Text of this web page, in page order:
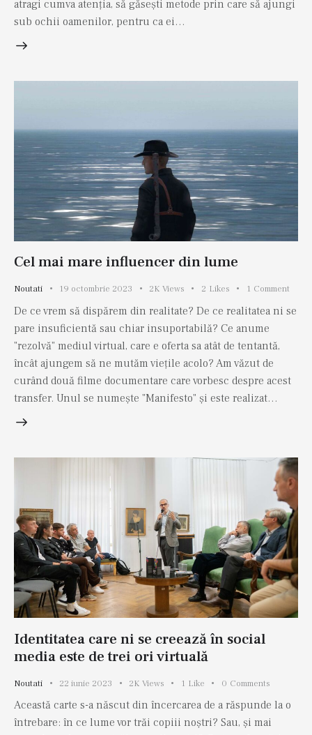
atragi cumva atenția, să găsești metode prin care să ajungi
sub ochii oamenilor, pentru ca ei…
Cel mai mare influencer din lume
Noutati 19 octombrie 2023 2K Views 2 Likes 1 Comment
De ce vrem să dispărem din realitate? De ce realitatea ni se
pare insuficientă sau chiar insuportabilă? Ce anume
"rezolvă" mediul virtual, care e oferta sa atât de tentantă,
încât ajungem să ne mutăm viețile acolo? Am văzut de
curând două filme documentare care vorbesc despre acest
transfer. Unul se numește "Manifesto" și este realizat…
Identitatea care ni se creează în social
media este de trei ori virtuală
Noutati 22 iunie 2023 2K Views 1 Like 0 Comments
Această carte s-a născut din încercarea de a răspunde la o
întrebare: în ce lume vor trăi copiii noștri? Sau, și mai